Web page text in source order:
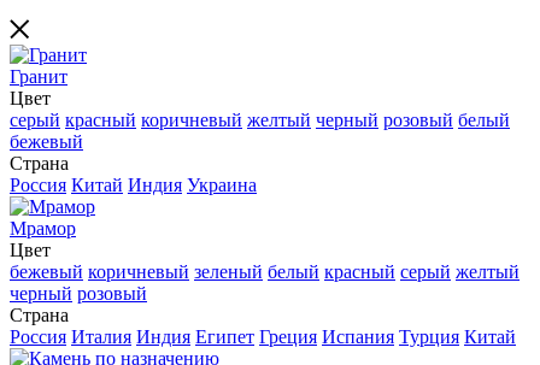
Гранит
Цвет
серый красный коричневый желтый черный розовый белый
бежевый
Страна
Россия Китай Индия Украина
Мрамор
Цвет
бежевый коричневый зеленый белый красный серый желтый
черный розовый
Страна
Россия Италия Индия Египет Греция Испания Турция Китай